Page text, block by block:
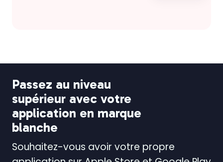
Passez au niveau
supérieur avec votre
application en marque
blanche
Souhaitez-vous avoir votre propre